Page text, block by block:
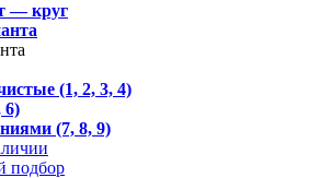
— круг
(1, 2, 3, 4)
6)
(7, 8, 9)
подбор